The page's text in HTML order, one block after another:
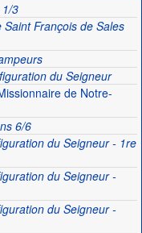
3
François de Sales
du Seigneur
de Notre-
6/6
du Seigneur - 1re
du Seigneur -
du Seigneur -